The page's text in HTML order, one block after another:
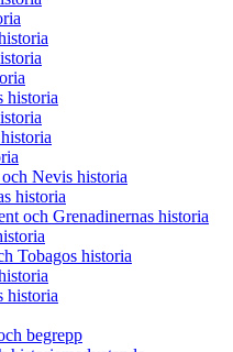
historia
Nevis historia
historia
och Grenadinernas historia
Tobagos historia
historia
begrepp